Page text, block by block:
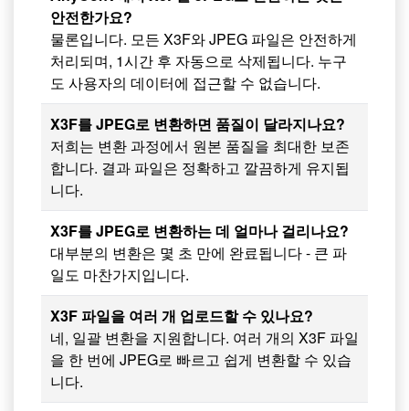
안전한가요?
물론입니다. 모든 X3F와 JPEG 파일은 안전하게
처리되며, 1시간 후 자동으로 삭제됩니다. 누구
도 사용자의 데이터에 접근할 수 없습니다.
X3F를 JPEG로 변환하면 품질이 달라지나요?
저희는 변환 과정에서 원본 품질을 최대한 보존
합니다. 결과 파일은 정확하고 깔끔하게 유지됩
니다.
X3F를 JPEG로 변환하는 데 얼마나 걸리나요?
대부분의 변환은 몇 초 만에 완료됩니다 - 큰 파
일도 마찬가지입니다.
X3F 파일을 여러 개 업로드할 수 있나요?
네, 일괄 변환을 지원합니다. 여러 개의 X3F 파일
을 한 번에 JPEG로 빠르고 쉽게 변환할 수 있습
니다.